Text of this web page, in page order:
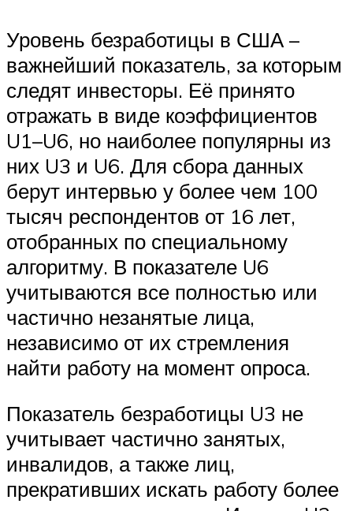
Уровень безработицы в США –
важнейший показатель, за которым
следят инвесторы. Её принято
отражать в виде коэффициентов
U1–U6, но наиболее популярны из
них U3 и U6. Для сбора данных
берут интервью у более чем 100
тысяч респондентов от 16 лет,
отобранных по специальному
алгоритму. В показателе U6
учитываются все полностью или
частично незанятые лица,
независимо от их стремления
найти работу на момент опроса.
Показатель безработицы U3 не
учитывает частично занятых,
инвалидов, а также лиц,
прекративших искать работу более